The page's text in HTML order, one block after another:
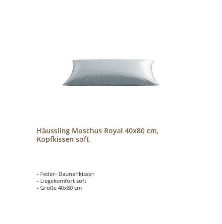
Häussling Moschus Royal 40x80 cm,
Kopfkissen soft
- Feder- Daunenkissen
- Liegekomfort soft
- Größe 40x80 cm